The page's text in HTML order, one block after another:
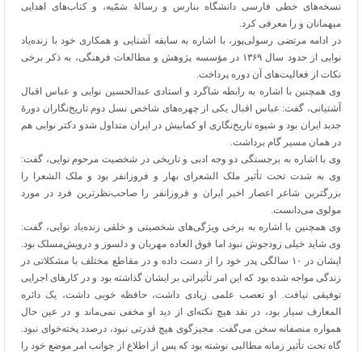
نسخه‌های خطی فارسی دانشگاه بنارس و رسالۀ سَمّیه، و کتاب‌های اهدایی
میهمانان و را معرفی کرد.
در ادامه مرتضی رسولی‌پور، با اشاره به سابقه آشنایی و همکاری خود با زنده‌یاد
نوایی از حدود سال ۱۳۶۹ در مؤسسه پژوهش و مطالعات فرهنگی، به ذکر برخی
نکات از فعالیت‌های آن دوره پرداخت.
وی همچنین با اشاره به رابطه شاگرد و استادی عبدالحسین نوایی و عباس اقبال
آشتیانی، گفت: عباس اقبال یکی از چهره‌های شاخص نسل دوم تاریخ‌نگاران دورۀ
جدید ایران بود و شیوه تاریخ‌نگاری او کمابیش در ایران متداول شدو دکتر نوایی هم
در همان مسیر گام برداشت.
وی با اشاره به برجستگی دو وجه ادبی و تاریخی در شخصیت مرحوم نوایی، گفت:
وی به شدت تحت تأثیر ملک الشعرای بهار و فروزانفر بود و ملک الشعرا را
بزرگترین شاعر اعصار اخیر ایران و فروزانفر را صاحب‌نظرترین فرد در مورد
مولوی می‌دانست.
وی همچنین با اشاره به برخی ویژگی‌های شخصیتی و خلقی زنده‌یاد نوایی، گفت:
وی شاید خیلی زودجوش نبود اما فوق العاده مهربان و دلسوز و درویش‌مسلک بود.
ایشان در ۱۰ سالگی پدر خود را از دست داده و در مقاطع مختلف با مشکلاتی در
زندگی مواجه شده بود که این امر تأثیراتی بر ایشان گذاشته بود و در کارهای اجرایی
توفیقی نیافت. او تعصب علمی زیادی داشت، حافظه خوبی داشت، یک دائره
المعارف سیار بود، در نقد هیچ نکته‌ای از دید او مخفی نمی‌ماند و در عین حال
همواره منصفانه سخن می‌گفت. مجیزگوی هیچ قدرتی نبود، درصدد پخته‌خوای نبود.
گاه تحت تأثیر زمانه مطالبی نوشته بود که پس از اطلاع از جوانب امر موضع خود را